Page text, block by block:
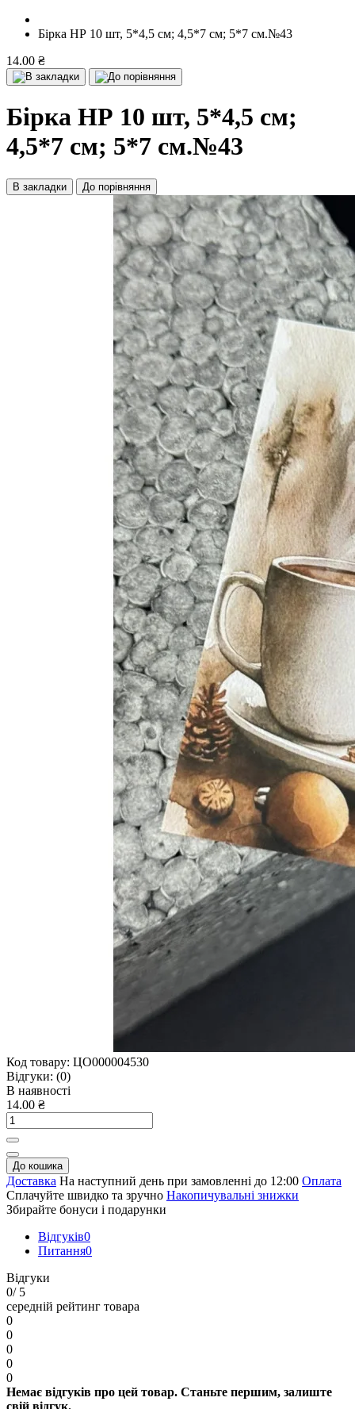
Бірка НР 10 шт, 5*4,5 см; 4,5*7 см; 5*7 см.№43
14.00 ₴
Бірка НР 10 шт, 5*4,5 см;
4,5*7 см; 5*7 см.№43
В закладки До порівняння
Код товару: ЦО000004530
Відгуки: (0)
В наявності
14.00 ₴
До кошика
Доставка На наступний день при замовленні до 12:00 Оплата
Сплачуйте швидко та зручно Накопичувальні знижки
Збирайте бонуси і подарунки
Відгуків0
Питання0
Відгуки
0/ 5
середній рейтинг товара
0
0
0
0
0
Немає відгуків про цей товар. Станьте першим, залиште
свій відгук.